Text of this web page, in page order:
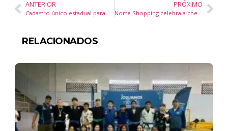
ANTERIOR
Cadastro único estadual para moradores de rua avança em Santa Catarina com adesão de municípios
PRÓXIMO
Norte Shopping celebra a chegada da Churras
RELACIONADOS